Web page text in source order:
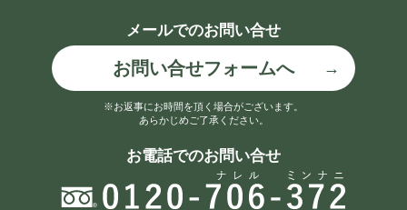
メールでのお問い合せ
お問い合せフォームへ
※お返事にお時間を頂く場合がございます。
あらかじめご了承ください。
お電話でのお問い合せ